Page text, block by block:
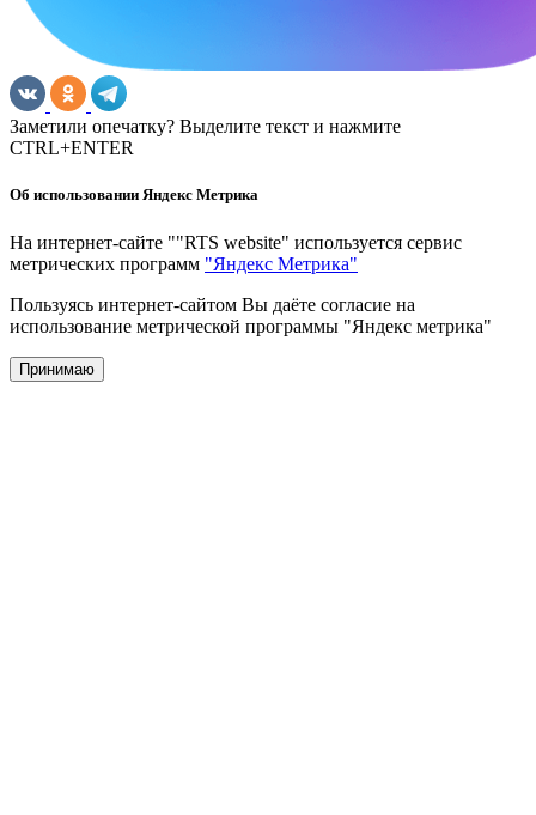
Заметили опечатку? Выделите текст и нажмите
CTRL+ENTER
Об использовании Яндекс Метрика
На интернет-сайте ""RTS website" используется сервис
метрических программ "Яндекс Метрика"
Пользуясь интернет-сайтом Вы даёте согласие на
использование метрической программы "Яндекс метрика"
Принимаю